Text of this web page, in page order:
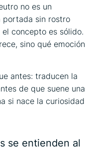
no es un
portada sin rostro
concepto es sólido.
sino qué emoción
antes: traducen la
de que suene una
si nace la curiosidad
se entienden al